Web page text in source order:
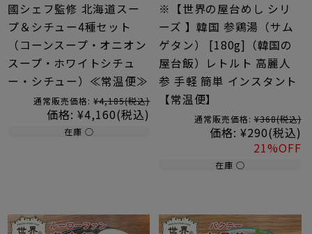
國シェフ監修 北海道スー
プ＆シチュー4種セット
（コーンスープ・オニオン
スープ・ホワイトシチュ
ー・シチュー）≪常温便≫
通常販売価格: ¥4,185(税込)
価格: ¥4,160(税込)
在庫 ○
※【世界の屋台めし シリ
ーズ 】韓国 参鶏湯（サム
ゲタン） [180g]（韓国の
屋台飯）レトルト 高麗人
参 手軽 簡単 インスタント
【常温便】
通常販売価格: ¥368(税込)
価格: ¥290(税込)
21%OFF
在庫 ○